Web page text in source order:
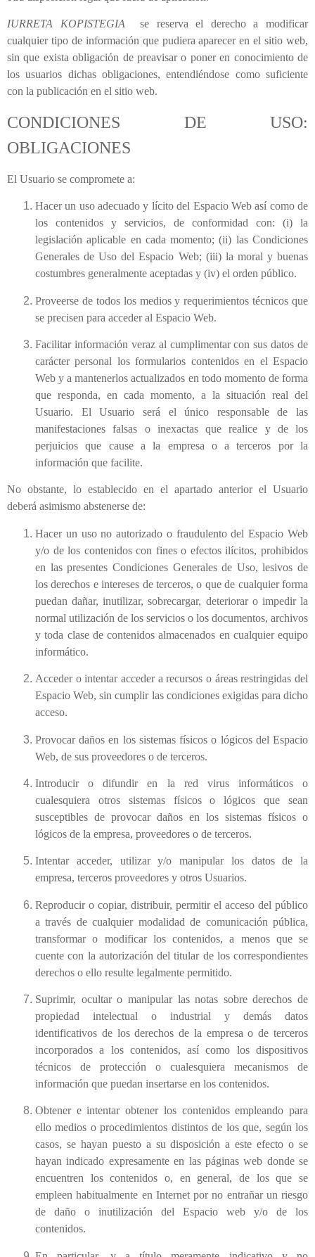
IURRETA KOPISTEGIA
se reserva el derecho a modificar
cualquier tipo de información que pudiera aparecer en el sitio web,
sin que exista obligación de preavisar o poner en conocimiento de
los usuarios dichas obligaciones, entendiéndose como suficiente
con la publicación en el sitio web.
CONDICIONES DE USO:
OBLIGACIONES
El Usuario se compromete a:
Hacer un uso adecuado y lícito del Espacio Web así como de
los contenidos y servicios, de conformidad con: (i) la
legislación aplicable en cada momento; (ii) las Condiciones
Generales de Uso del Espacio Web; (iii) la moral y buenas
costumbres generalmente aceptadas y (iv) el orden público.
Proveerse de todos los medios y requerimientos técnicos que
se precisen para acceder al Espacio Web.
Facilitar información veraz al cumplimentar con sus datos de
carácter personal los formularios contenidos en el Espacio
Web y a mantenerlos actualizados en todo momento de forma
que responda, en cada momento, a la situación real del
Usuario. El Usuario será el único responsable de las
manifestaciones falsas o inexactas que realice y de los
perjuicios que cause a la empresa o a terceros por la
información que facilite.
No obstante, lo establecido en el apartado anterior el Usuario
deberá asimismo abstenerse de:
Hacer un uso no autorizado o fraudulento del Espacio Web
y/o de los contenidos con fines o efectos ilícitos, prohibidos
en las presentes Condiciones Generales de Uso, lesivos de
los derechos e intereses de terceros, o que de cualquier forma
puedan dañar, inutilizar, sobrecargar, deteriorar o impedir la
normal utilización de los servicios o los documentos, archivos
y toda clase de contenidos almacenados en cualquier equipo
informático.
Acceder o intentar acceder a recursos o áreas restringidas del
Espacio Web, sin cumplir las condiciones exigidas para dicho
acceso.
Provocar daños en los sistemas físicos o lógicos del Espacio
Web, de sus proveedores o de terceros.
Introducir o difundir en la red virus informáticos o
cualesquiera otros sistemas físicos o lógicos que sean
susceptibles de provocar daños en los sistemas físicos o
lógicos de la empresa, proveedores o de terceros.
Intentar acceder, utilizar y/o manipular los datos de la
empresa, terceros proveedores y otros Usuarios.
Reproducir o copiar, distribuir, permitir el acceso del público
a través de cualquier modalidad de comunicación pública,
transformar o modificar los contenidos, a menos que se
cuente con la autorización del titular de los correspondientes
derechos o ello resulte legalmente permitido.
Suprimir, ocultar o manipular las notas sobre derechos de
propiedad intelectual o industrial y demás datos
identificativos de los derechos de la empresa o de terceros
incorporados a los contenidos, así como los dispositivos
técnicos de protección o cualesquiera mecanismos de
información que puedan insertarse en los contenidos.
Obtener e intentar obtener los contenidos empleando para
ello medios o procedimientos distintos de los que, según los
casos, se hayan puesto a su disposición a este efecto o se
hayan indicado expresamente en las páginas web donde se
encuentren los contenidos o, en general, de los que se
empleen habitualmente en Internet por no entrañar un riesgo
de daño o inutilización del Espacio web y/o de los
contenidos.